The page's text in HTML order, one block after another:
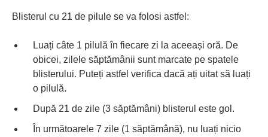
Blisterul cu 21 de pilule se va folosi astfel:
Luați câte 1 pilulă în fiecare zi la aceeași oră. De
obicei, zilele săptămânii sunt marcate pe spatele
blisterului. Puteți astfel verifica dacă ați uitat să luați
o pilulă.
După 21 de zile (3 săptămâni) blisterul este gol.
În următoarele 7 zile (1 săptămână), nu luați nicio